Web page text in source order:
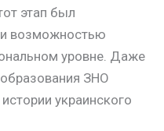
этап был
возможностью
уровне. Даже
ЗНО
украинского